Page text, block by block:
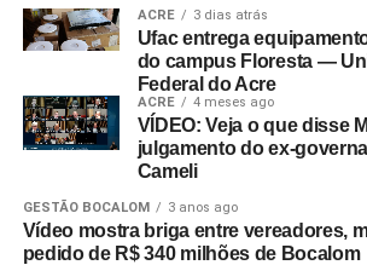
ACRE 3 dias atrás
Ufac entrega
do campus Floresta —
Federal do Acre
ACRE 4 meses ago
VÍDEO: Veja o que disse
julgamento do ex-
Cameli
GESTÃO BOCALOM 3 anos ago
Vídeo mostra briga entre vereadores,
pedido de R$ 340 milhões de Bocalom